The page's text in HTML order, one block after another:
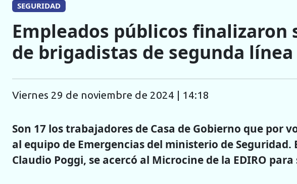
SEGURIDAD
Empleados públicos finalizaron
de brigadistas de segunda línea
viernes 29 de noviembre de 2024 | 14:18
Son 17 los trabajadores de Casa de Gobierno que por
al equipo de Emergencias del ministerio de Seguridad.
Claudio Poggi, se acercó al Microcine de la EDIRO